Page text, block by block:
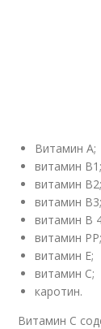
Витамин А;
витамин В1;
витамин В2;
витамин В3;
витамин В
витамин РР;
витамин Е;
витамин С;
каротин.
Витамин С